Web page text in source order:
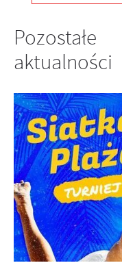
Pozostałe
aktualności